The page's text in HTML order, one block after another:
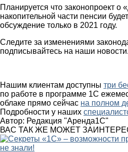
Планируется что законопроект о
накопительной части пенсии
обсуждение только в 2021 году.
Следите за изменениями
подписывайтесь на наши новости.
Нашим клиентам доступны три
по работе в программе 1С
облаке прямо сейчас на полном
Подробности у наших
Автор: Редакция "Аренда1С"
ВАС ТАК ЖЕ МОЖЕТ